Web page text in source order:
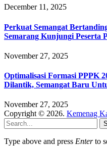
December 11, 2025
Perkuat Semangat
Semarang Kunjungi Peserta
November 27, 2025
Optimalisasi Formasi PPPK
Dilantik, Semangat Baru
November 27, 2025
Copyright © 2026. Kemenag
Type above and press Enterto